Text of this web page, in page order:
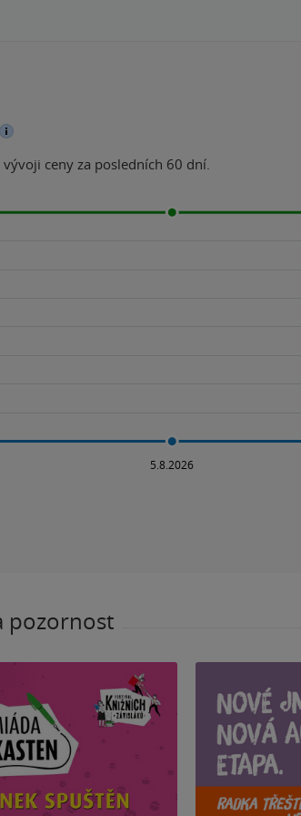
ceny za posledních 60 dní.
pozornost